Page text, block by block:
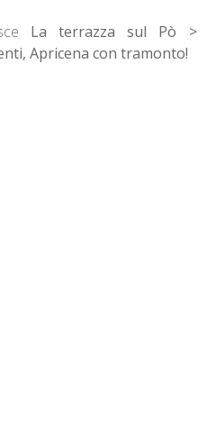
La terrazza sul Pò >
Apricena con tramonto!